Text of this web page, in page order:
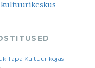
Tapa Kultuurikojas